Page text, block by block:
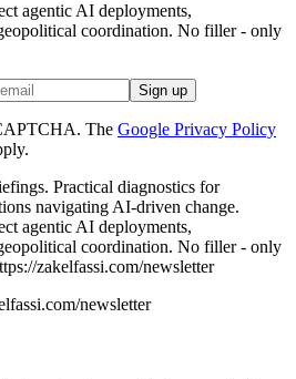
agentic AI deployments,
coordination. No filler - only
Sign up
The Google Privacy Policy
. Practical diagnostics for
navigating AI-driven change.
agentic AI deployments,
coordination. No filler - only
zakelfassi.com/newsletter
/newsletter